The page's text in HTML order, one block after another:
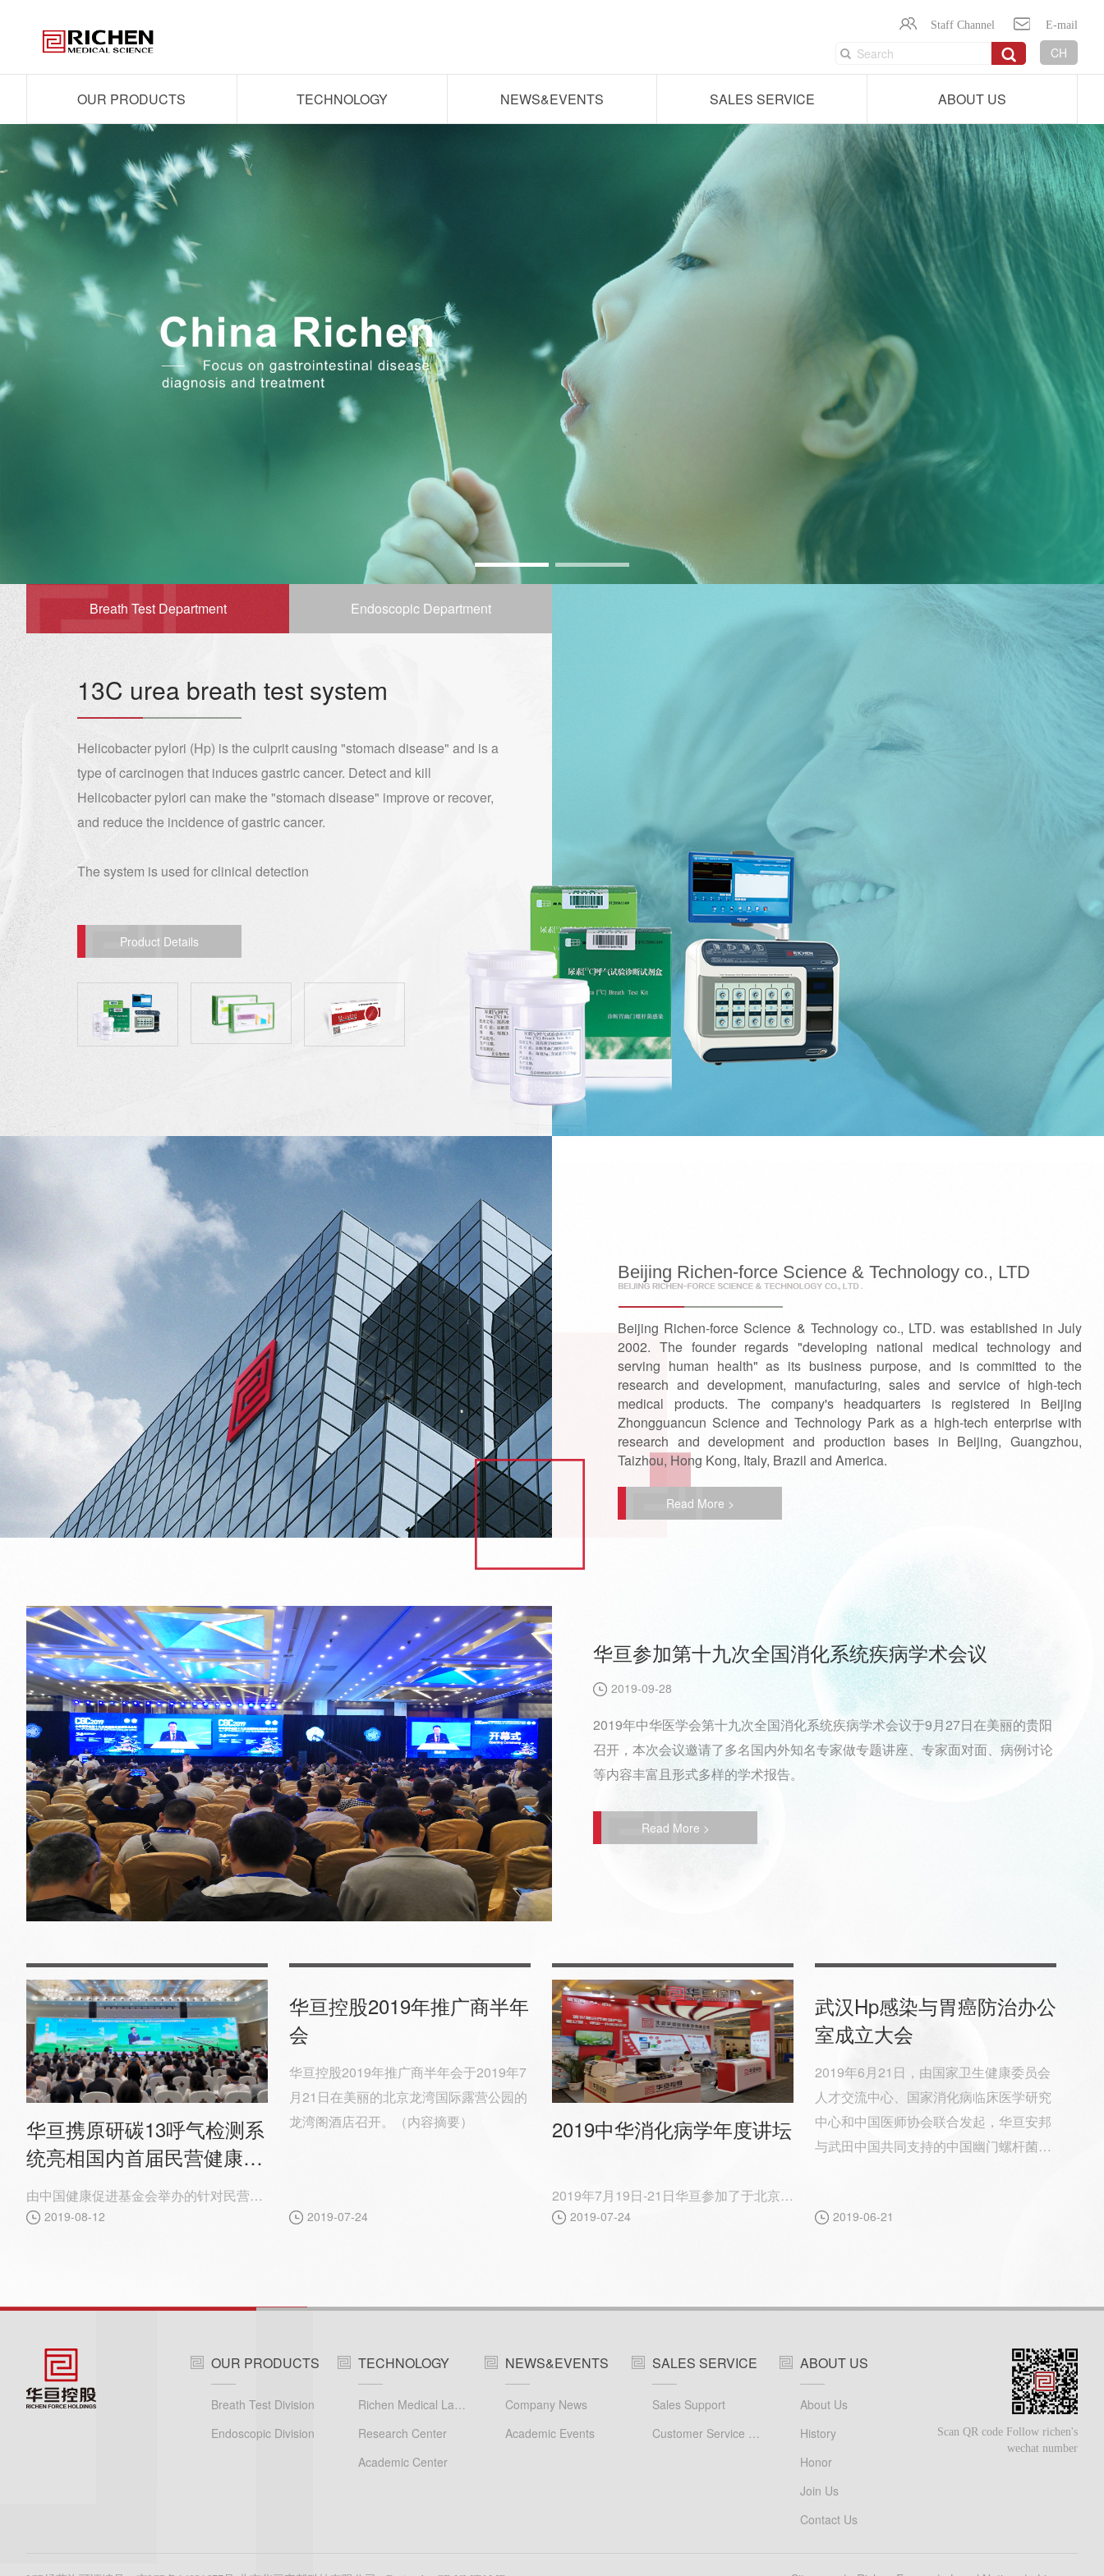
Staff Channel E-mail
CH
OUR PRODUCTS TECHNOLOGY NEWS&EVENTS SALES SERVICE ABOUT US
Breath Test Department Endoscopic Department
13C urea breath test system
Helicobacter pylori (Hp) is the culprit causing "stomach disease" and is a
type of carcinogen that induces gastric cancer. Detect and kill
Helicobacter pylori can make the "stomach disease" improve or recover,
and reduce the incidence of gastric cancer.
The system is used for clinical detection
Product Details
Beijing Richen-force Science & Technology co., LTD
Beijing Richen-force Science & Technology co., LTD. was established in July
2002. The founder regards "developing national medical technology and
serving human health" as its business purpose, and is committed to the
research and development, manufacturing, sales and service of high-tech
medical products. The company's headquarters is registered in Beijing
Zhongguancun Science and Technology Park as a high-tech enterprise with
research and development and production bases in Beijing, Guangzhou,
Taizhou, Hong Kong, Italy, Brazil and America.
Read More >
华亘参加第十九次全国消化系统疾病学术会议
2019-09-28
​2019年中华医学会第十九次全国消化系统疾病学术会议于9月27日在美丽的贵阳
召开，本次会议邀请了多名国内外知名专家做专题讲座、专家面对面、病例讨论
等内容丰富且形式多样的学术报告。
Read More >
华亘携原研碳13呼气检测系
统亮相国内首届民营健康管
理机构大会
由中国健康促进基金会举办的针对民营健
康管理机构的“首届全国健康体检中心建设
2019-08-12
华亘控股2019年推广商半年
会
华亘控股2019年推广商半年会于2019年7
月21日在美丽的北京龙湾国际露营公园的
龙湾阁酒店召开。（内容摘要）
2019-07-24
2019中华消化病学年度讲坛
2019年7月19日-21日华亘参加了于北京国
际会议中心举办的2019中华消化病学年度
2019-07-24
武汉Hp感染与胃癌防治办公
室成立大会
2019年6月21日，由国家卫生健康委员会
人才交流中心、国家消化病临床医学研究
中心和中国医师协会联合发起，华亘安邦
与武田中国共同支持的中国幽门螺杆菌
2019-06-21
OUR PRODUCTS
Breath Test Division
Endoscopic Division
TECHNOLOGY
Richen Medical Laboratory
Research Center
Academic Center
NEWS&EVENTS
Company News
Academic Events
SALES SERVICE
Sales Support
Customer Service Support
ABOUT US
About Us
History
Honor
Join Us
Contact Us
Scan QR code Follow richen's
wechat number